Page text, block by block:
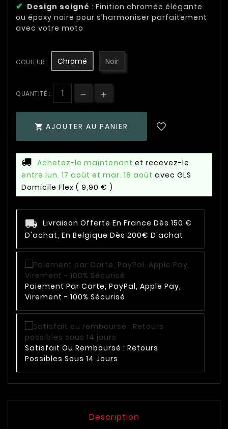
Design soigné : Finition chromée élégante
ou époxy noire pour s’harmoniser parfaitement
avec votre moto
COULEUR : Chromé Noir
QUANTITÉ :
 AJOUTER AU PANIER
Achetez-le maintenant et recevez-le
entre lun. 17 août et mar. 18 août avec GLS
Domicile Flex ( 9,90 € )
Livraison Offerte En France Dès 150 €
D'achat, En Belgique Dès 200€ D'achat
Paiement Par Carte, PayPal, Apple Pay,
Virement - 100% Sécurisé
Satisfait Ou Remboursé : Retours
Possibles Sous 14 Jours
Description